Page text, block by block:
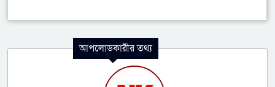
আপলোডকারীর তথ্য